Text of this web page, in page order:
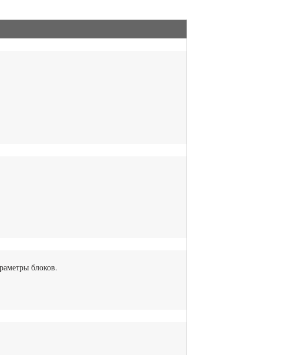
блоков.